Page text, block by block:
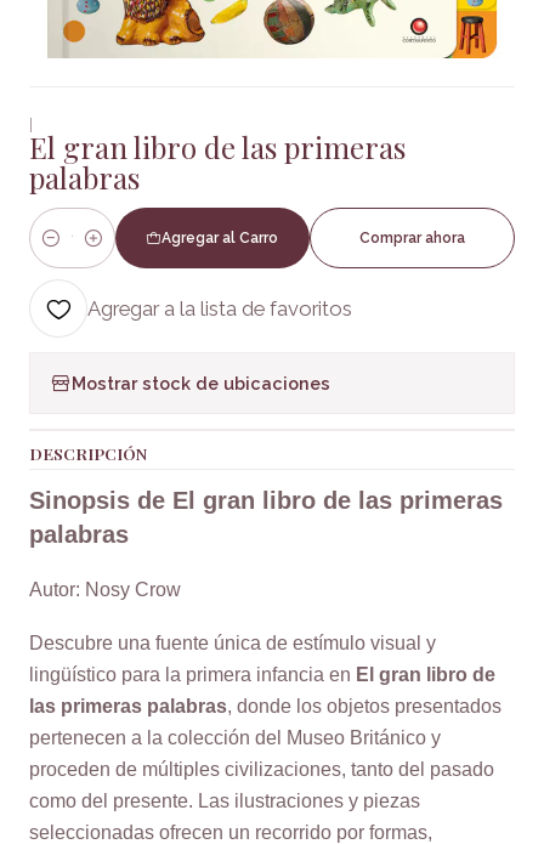
|
El gran libro de las primeras
palabras
Cantidad
Agregar al Carro Comprar ahora
Agregar a la lista de favoritos
Mostrar stock de ubicaciones
DESCRIPCIÓN
Sinopsis de El gran libro de las primeras
palabras
Autor: Nosy Crow
Descubre una fuente única de estímulo visual y
lingüístico para la primera infancia en El gran libro de
las primeras palabras, donde los objetos presentados
pertenecen a la colección del Museo Británico y
proceden de múltiples civilizaciones, tanto del pasado
como del presente. Las ilustraciones y piezas
seleccionadas ofrecen un recorrido por formas,